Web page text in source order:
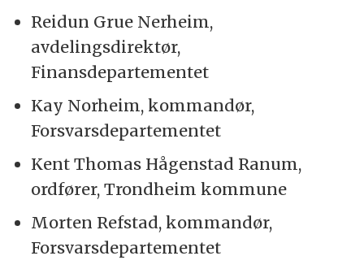
Reidun Grue Nerheim,
avdelingsdirektør,
Finansdepartementet
Kay Norheim, kommandør,
Forsvarsdepartementet
Kent Thomas Hågenstad Ranum,
ordfører, Trondheim kommune
Morten Refstad, kommandør,
Forsvarsdepartementet